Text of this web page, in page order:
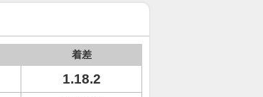
着差
1.18.2